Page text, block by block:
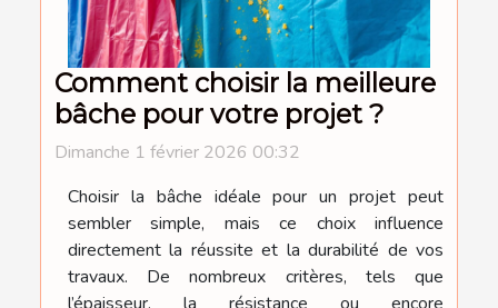
Comment choisir la meilleure
bâche pour votre projet ?
Dimanche 1 février 2026 00:32
Choisir la bâche idéale pour un projet peut
sembler simple, mais ce choix influence
directement la réussite et la durabilité de vos
travaux. De nombreux critères, tels que